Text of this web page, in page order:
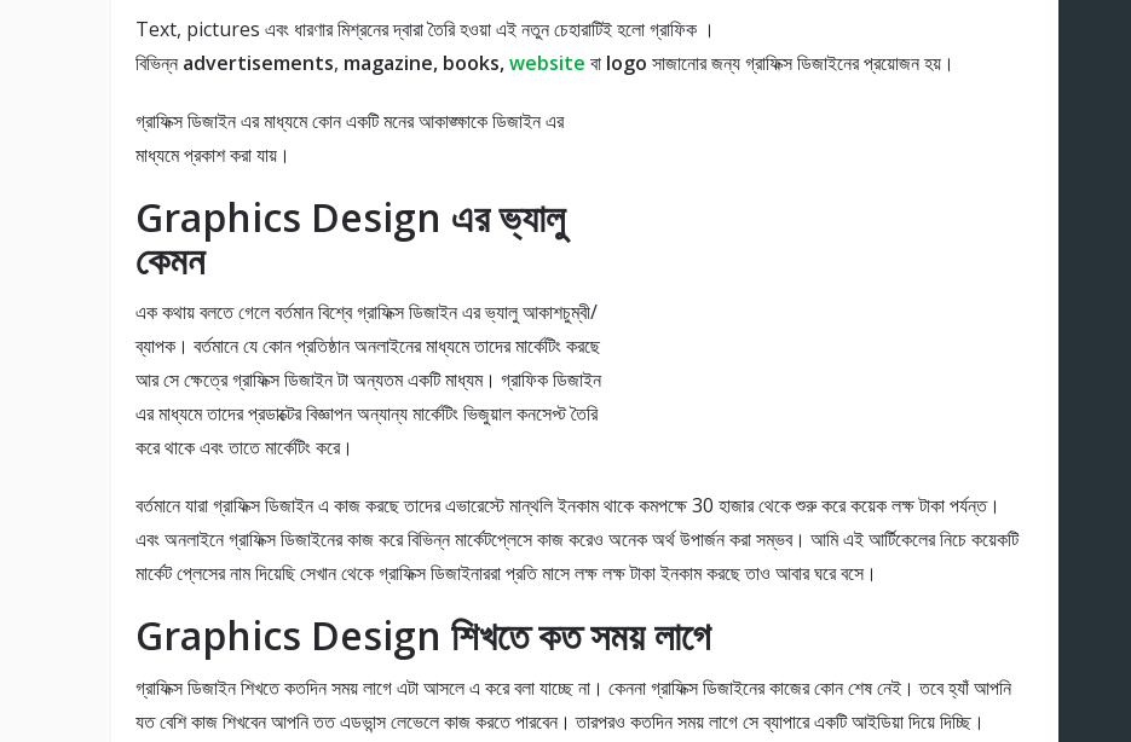
Text, pictures এবং ধারণার মিশ্রনের দ্বারা তৈরি হওয়া এই নতুন চেহারাটিই হলো গ্রাফিক ।
বিভিন্ন advertisements, magazine, books,website বা logo সাজানোর জন্য গ্রাফিক্স ডিজাইনের প্রয়োজন হয়।
গ্রাফিক্স ডিজাইন এর মাধ্যমে কোন একটি মনের আকাঙ্ক্ষাকে ডিজাইন এর
মাধ্যমে প্রকাশ করা যায়।
Graphics Design এর ভ্যালু
কেমন
এক কথায় বলতে গেলে বর্তমান বিশ্বে গ্রাফিক্স ডিজাইন এর ভ্যালু আকাশচুম্বী/
ব্যাপক। বর্তমানে যে কোন প্রতিষ্ঠান অনলাইনের মাধ্যমে তাদের মার্কেটিং করছে
আর সে ক্ষেত্রে গ্রাফিক্স ডিজাইন টা অন্যতম একটি মাধ্যম। গ্রাফিক ডিজাইন
এর মাধ্যমে তাদের প্রডাক্টের বিজ্ঞাপন অন্যান্য মার্কেটিং ভিজুয়াল কনসেপ্ট তৈরি
করে থাকে এবং তাতে মার্কেটিং করে।
বর্তমানে যারা গ্রাফিক্স ডিজাইন এ কাজ করছে তাদের এভারেস্টে মান্থলি ইনকাম থাকে কমপক্ষে 30 হাজার থেকে শুরু করে কয়েক লক্ষ টাকা পর্যন্ত।
এবং অনলাইনে গ্রাফিক্স ডিজাইনের কাজ করে বিভিন্ন মার্কেটপ্লেসে কাজ করেও অনেক অর্থ উপার্জন করা সম্ভব। আমি এই আর্টিকেলের নিচে কয়েকটি
মার্কেট প্লেসের নাম দিয়েছি সেখান থেকে গ্রাফিক্স ডিজাইনাররা প্রতি মাসে লক্ষ লক্ষ টাকা ইনকাম করছে তাও আবার ঘরে বসে।
Graphics Design শিখতে কত সময় লাগে
গ্রাফিক্স ডিজাইন শিখতে কতদিন সময় লাগে এটা আসলে এ করে বলা যাচ্ছে না। কেননা গ্রাফিক্স ডিজাইনের কাজের কোন শেষ নেই। তবে হ্যাঁ আপনি
যত বেশি কাজ শিখবেন আপনি তত এডভান্স লেভেলে কাজ করতে পারবেন। তারপরও কতদিন সময় লাগে সে ব্যাপারে একটি আইডিয়া দিয়ে দিচ্ছি।